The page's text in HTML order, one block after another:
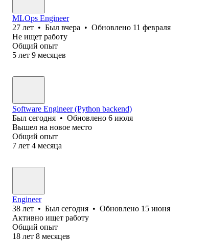
MLOps Engineer
27 лет • Был вчера • Обновлено 11 февраля
Не ищет работу
Общий опыт
5 лет 9 месяцев
Software Engineer (Python backend)
Был сегодня • Обновлено 6 июля
Вышел на новое место
Общий опыт
7 лет 4 месяца
Engineer
38 лет • Был сегодня • Обновлено 15 июня
Активно ищет работу
Общий опыт
18 лет 8 месяцев